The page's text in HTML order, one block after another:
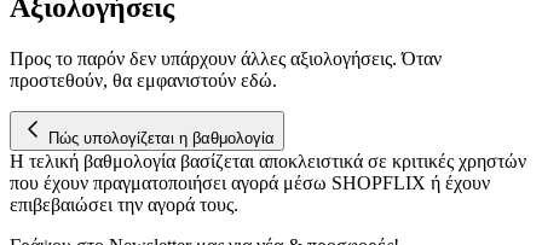
Αξιολογήσεις
Προς το παρόν δεν υπάρχουν άλλες αξιολογήσεις. Όταν
προστεθούν, θα εμφανιστούν εδώ.
Πώς υπολογίζεται η βαθμολογία
Η τελική βαθμολογία βασίζεται αποκλειστικά σε κριτικές χρηστών
που έχουν πραγματοποιήσει αγορά μέσω SHOPFLIX ή έχουν
επιβεβαιώσει την αγορά τους.